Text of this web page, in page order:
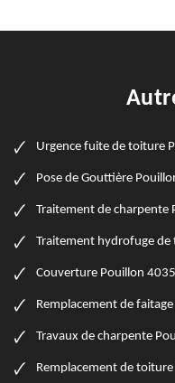
Urgence fuite de toiture
Pose de Gouttière
Traitement de charpente
Traitement hydrofuge
Couverture Pouillon
Remplacement de
Travaux de charpente
Remplacement de